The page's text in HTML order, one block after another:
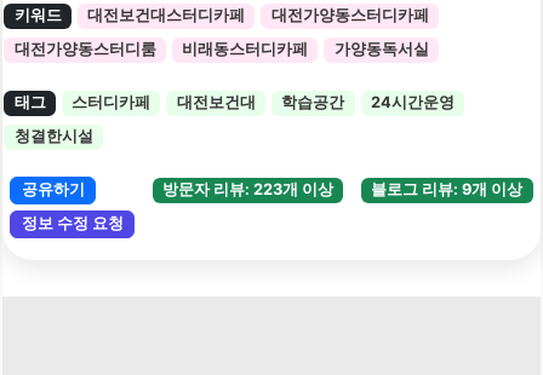
키워드 대전보건대스터디카페
대전가양동스터디카페
대전가양동스터디룸
비래동스터디카페 가양동독서실
태그 스터디카페 대전보건대 학습공간
24시간운영
청결한시설
블로그 리뷰: 9개 이상
방문자 리뷰: 223개 이상
공유하기
정보 수정 요청